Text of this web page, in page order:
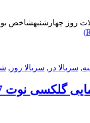
, سربالا در , سربالا روز ,
نوت 7/ به روز رسانی